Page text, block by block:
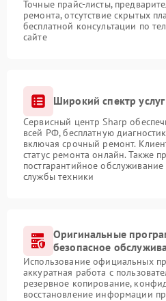
Точные прайс-листы,
ремонта, отсутствие скрытых
бесплатной консультации по
сайте
Широкий спектр услуг
Сервисный центр Sharp
всей РФ, бесплатную
включая срочный ремонт.
статус ремонта онлайн. Также
постгарантийное
службы техники
Оригинальные
безопасное
Использование официальных
аккуратная работа с
резервное копирование,
восстановление информации